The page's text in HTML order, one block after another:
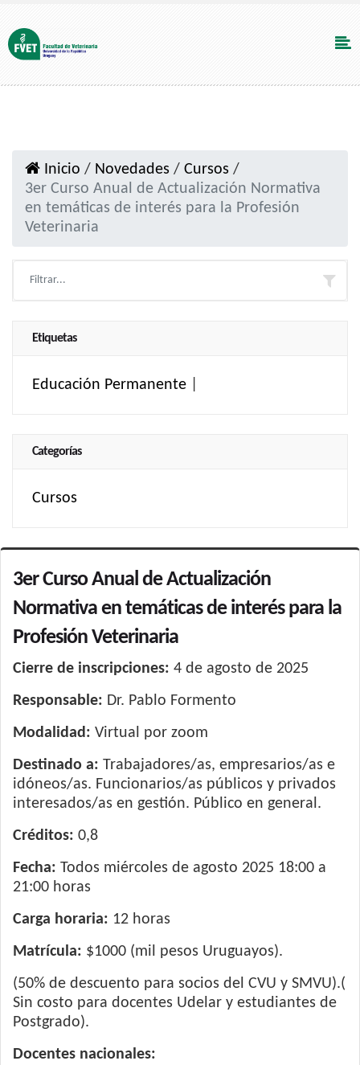
Inicio / Novedades / Cursos /
3er Curso Anual de Actualización Normativa
en temáticas de interés para la Profesión
Veterinaria
Etiquetas
Educación Permanente
Categorías
Cursos
3er Curso Anual de Actualización
Normativa en temáticas de interés para la
Profesión Veterinaria
Cierre de inscripciones: 4 de agosto de 2025
Responsable: Dr. Pablo Formento
Modalidad: Virtual por zoom
Destinado a: Trabajadores/as, empresarios/as e
idóneos/as. Funcionarios/as públicos y privados
interesados/as en gestión. Público en general.
Créditos: 0,8
Fecha: Todos miércoles de agosto 2025 18:00 a
21:00 horas
Carga horaria: 12 horas
Matrícula: $1000 (mil pesos Uruguayos).
(50% de descuento para socios del CVU y SMVU).(
Sin costo para docentes Udelar y estudiantes de
Postgrado).
Docentes nacionales: